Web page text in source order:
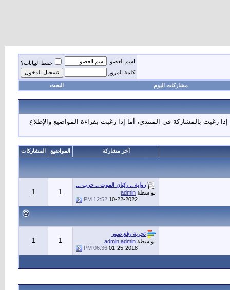
اسم العضو
حفظ البيانات؟
كلمة المرور
مشاركات اليوم البحث
إذا رغبت بالمشاركة في المنتدى، أما إذا رغبت بقراءة المواضيع والإطلاع
آخر مشاركة المواضيع المشاركات
رواية .. ركبان الموت .. حرب ...
بواسطة admin
10-22-2022
12:52 PM
1
1
تجربة رفع صور
بواسطة admin admin
01-25-2018
06:36 PM
1
1